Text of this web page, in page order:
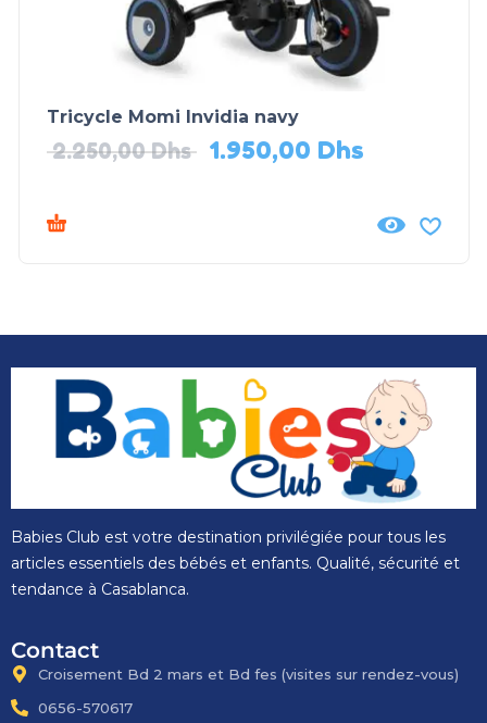
Tricycle Momi Invidia navy
2.250,00Dhs 1.950,00 Dhs
Babies Club est votre destination privilégiée pour tous les
articles essentiels des bébés et enfants. Qualité, sécurité et
tendance à Casablanca.
Contact
Croisement Bd 2 mars et Bd fes​ (visites sur rendez-vous)
0656-570617